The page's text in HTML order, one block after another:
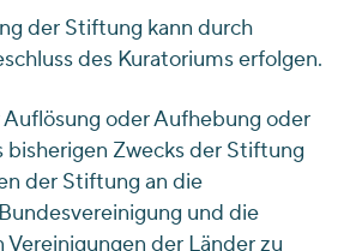
der Stiftung kann durch
des Kuratoriums erfolgen.
oder Aufhebung oder
bisherigen Zwecks der Stiftung
der Stiftung an die
und die
Vereinigungen der Länder zu